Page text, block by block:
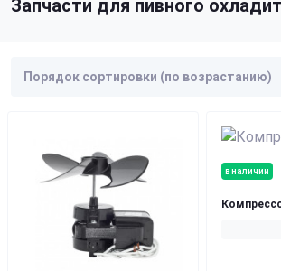
Запчасти для пивного
в наличии